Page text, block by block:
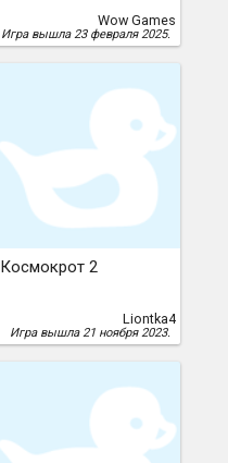
Wow Games
Игра вышла 23 февраля 2025.
Космокрот 2
Liontka4
Игра вышла 21 ноября 2023.